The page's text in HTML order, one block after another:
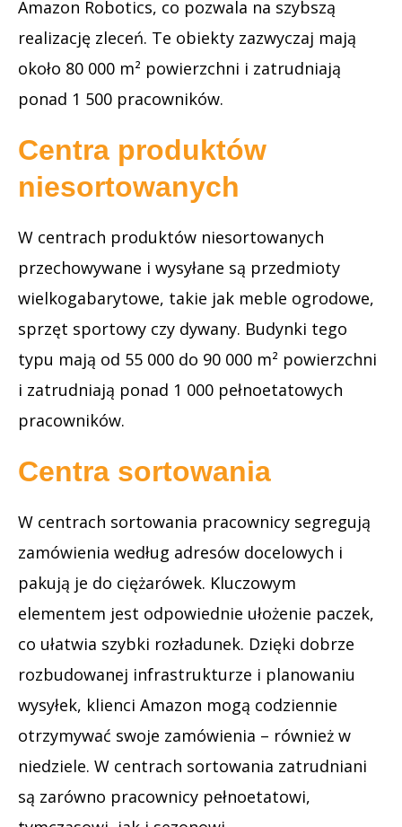
Amazon Robotics, co pozwala na szybszą
realizację zleceń. Te obiekty zazwyczaj mają
około 80 000 m² powierzchni i zatrudniają
ponad 1 500 pracowników.
Centra produktów
niesortowanych
W centrach produktów niesortowanych
przechowywane i wysyłane są przedmioty
wielkogabarytowe, takie jak meble ogrodowe,
sprzęt sportowy czy dywany. Budynki tego
typu mają od 55 000 do 90 000 m² powierzchni
i zatrudniają ponad 1 000 pełnoetatowych
pracowników.
Centra sortowania
W centrach sortowania pracownicy segregują
zamówienia według adresów docelowych i
pakują je do ciężarówek. Kluczowym
elementem jest odpowiednie ułożenie paczek,
co ułatwia szybki rozładunek. Dzięki dobrze
rozbudowanej infrastrukturze i planowaniu
wysyłek, klienci Amazon mogą codziennie
otrzymywać swoje zamówienia – również w
niedziele. W centrach sortowania zatrudniani
są zarówno pracownicy pełnoetatowi,